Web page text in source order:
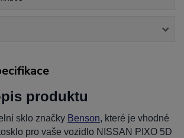
produktu
sklo značky Benson, které je vhodné
pro vaše vozidlo NISSAN PIXO 5D